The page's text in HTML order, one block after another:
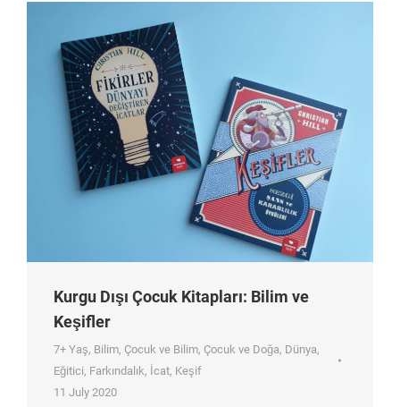
Kurgu Dışı Çocuk Kitapları: Bilim ve
Keşifler
7+ Yaş, Bilim, Çocuk ve Bilim, Çocuk ve Doğa, Dünya,
Eğitici, Farkındalık, İcat, Keşif
11 July 2020